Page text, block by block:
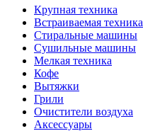
Крупная техника
Встраиваемая техника
Стиральные машины
Сушильные машины
Мелкая техника
Кофе
Вытяжки
Грили
Очистители воздуха
Аксессуары